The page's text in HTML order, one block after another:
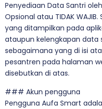
Penyediaan Data Santri
Opsional atau TIDAK
yang ditampilkan pada
ataupun kelengkapan data
sebagaimana yang di isi
pesantren pada halaman
disebutkan di atas.
### Akun pengguna
Pengguna Aufa Smart